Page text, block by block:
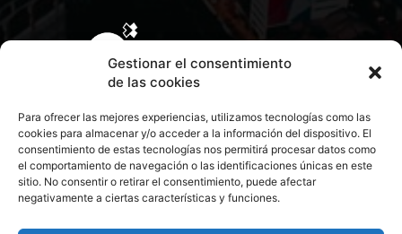
Gestionar el consentimiento
de las cookies
Para ofrecer las mejores experiencias, utilizamos tecnologías como las
cookies para almacenar y/o acceder a la información del dispositivo. El
consentimiento de estas tecnologías nos permitirá procesar datos como
el comportamiento de navegación o las identificaciones únicas en este
sitio. No consentir o retirar el consentimiento, puede afectar
negativamente a ciertas características y funciones.
CONTACTA CON NOSOTROS